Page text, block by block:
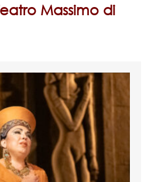
Massimo di